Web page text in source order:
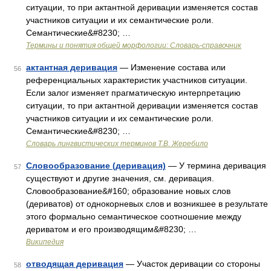
ситуации, то при актантной деривации изменяется состав
участников ситуации и их семантические роли.
Семантические&#8230; …
Термины и понятия общей морфологии: Словарь-справочник
56 актантная деривация — Изменение состава или
референциальных характеристик участников ситуации.
Если залог изменяет прагматическую интерпретацию
ситуации, то при актантной деривации изменяется состав
участников ситуации и их семантические роли.
Семантические&#8230; …
Словарь лингвистических терминов Т.В. Жеребило
57 Словообразование (деривация) — У термина деривация
существуют и другие значения, см. деривация.
Словообразование&#160; образование новых слов
(дериватов) от однокорневых слов и возникшее в результате
этого формально семантическое соотношение между
дериватом и его производящим&#8230; …
Википедия
58 отводящая деривация — Участок деривации со стороны